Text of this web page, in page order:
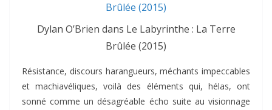
Dylan O’Brien dans Le Labyrinthe : La Terre
Brûlée (2015)
Résistance, discours harangueurs, méchants impeccables
et machiavéliques, voilà des éléments qui, hélas, ont
sonné comme un désagréable écho suite au visionnage